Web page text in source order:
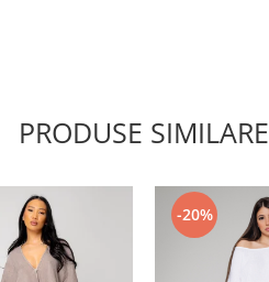
PRODUSE SIMILARE
-20%